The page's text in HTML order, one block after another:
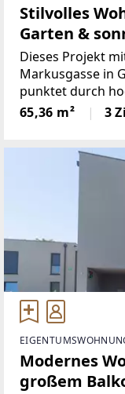
Stilvolles
Garten &
Dieses Projekt
Markusgasse in
punktet durch
Grundrisse der
rund 63 und
65,36 m² 3
Modernes
großem